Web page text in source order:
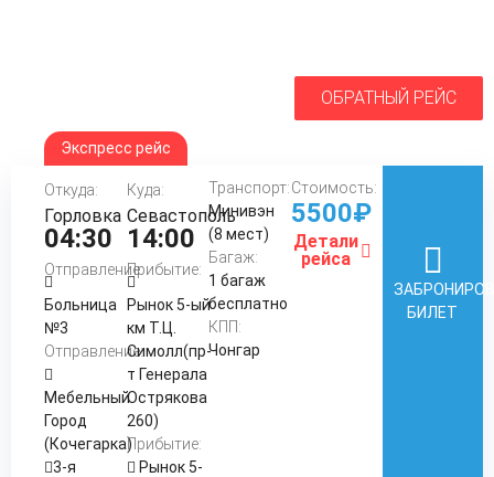
ОБРАТНЫЙ РЕЙС
Экспресс рейс
Откуда:
Горловка
04:30
Отправление:
Больница
№3
Отправление:
Мебельный
Город
(Кочегарка)
3-я
Куда:
Севастополь
14:00
Прибытие:
Рынок 5-ый
км Т.Ц.
Симолл(пр-
т Генерала
Острякова
260)
Прибытие:
Рынок 5-
Транспорт:
Минивэн
(8 мест)
Багаж:
1 багаж
бесплатно
КПП:
Чонгар
Стоимость:
5500₽
Детали
рейса
БИЛЕТ